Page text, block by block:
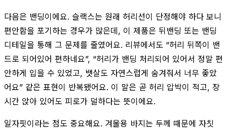
다음은 밴딩이에요. 슬랙스는 원래 허리선이 단정해야 하다 보니
편안함을 포기하는 경우가 많은데, 이 제품은 뒤밴딩 또는 밴딩
디테일을 통해 그 문제를 줄였어요. 리뷰에서도 “허리 뒤쪽이 밴
드로 되어있어 편하네요”, “허리가 밴딩 처리되어 있어서 정말 편
안하게 입을 수 있었고, 뱃살도 자연스럽게 숨겨줘서 너무 좋았
어요” 같은 표현이 반복됐어요. 이 말은 곧 허리 압박이 적고, 장
시간 앉아 있어도 피로가 덜하다는 뜻이에요.
일자핏이라는 점도 중요해요. 겨울용 바지는 두께 때문에 자칫